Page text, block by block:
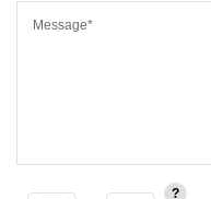
Message*